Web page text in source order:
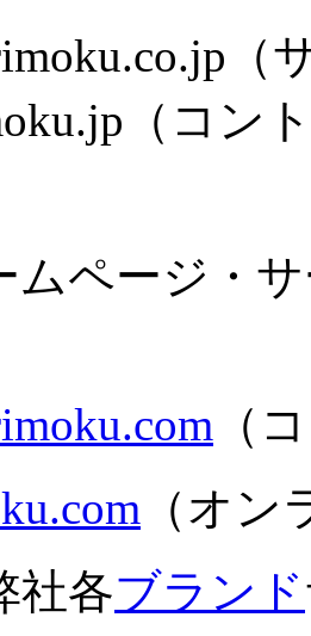
（
（コン
ページ・
（
（オ
社各ブランド